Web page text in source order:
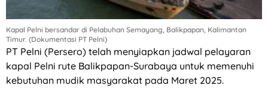
Kapal Pelni bersandar di Pelabuhan Semayang, Balikpapan, Kalimantan
Timur. (Dokumentasi PT Pelni)
PT Pelni (Persero) telah menyiapkan jadwal pelayaran
kapal Pelni rute Balikpapan-Surabaya untuk memenuhi
kebutuhan mudik masyarakat pada Maret 2025.